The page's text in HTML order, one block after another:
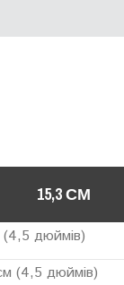
15,3 СМ
дюймів)